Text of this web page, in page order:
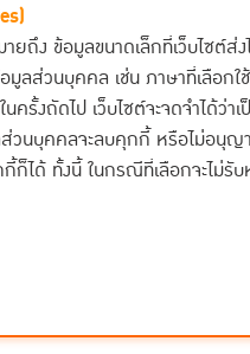
)
ถึง ข้อมูลขนาดเล็กที่เว็บไซต์ส่ง
มูลส่วนบุคคล เช่น ภาษาที่เลือก
นครั้งถัดไป เว็บไซต์จะจดจำได้
ส่วนบุคคลจะลบคุกกี้ หรือไม่อนุ
ก็ได้ ทั้งนี้ ในกรณีที่เลือกจะไม่รั